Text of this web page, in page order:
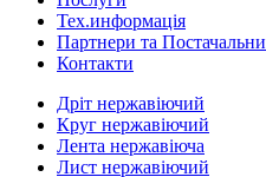
Тех.информацiя
Партнери та
Контакти
Дріт нержавіючий
Круг нержавіючий
Лента нержавіюча
Лист нержавіючий